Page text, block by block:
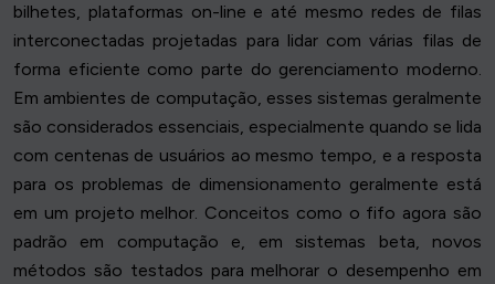
bilhetes, plataformas on-line e até mesmo redes de filas
interconectadas projetadas para lidar com várias filas de
forma eficiente como parte do gerenciamento moderno.
Em ambientes de computação, esses sistemas geralmente
são considerados essenciais, especialmente quando se lida
com centenas de usuários ao mesmo tempo, e a resposta
para os problemas de dimensionamento geralmente está
em um projeto melhor. Conceitos como o fifo agora são
padrão em computação e, em sistemas beta, novos
métodos são testados para melhorar o desempenho em